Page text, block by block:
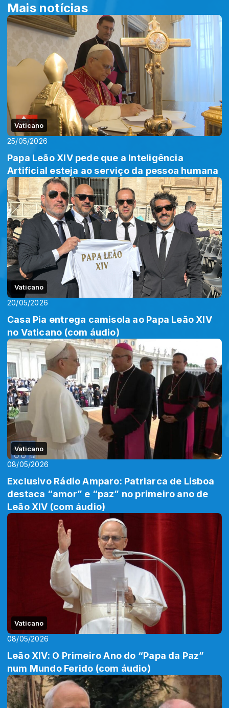
Mais notícias
Vaticano
25/05/2026
Papa Leão XIV pede que a Inteligência
Artificial esteja ao serviço da pessoa humana
Vaticano
20/05/2026
Casa Pia entrega camisola ao Papa Leão XIV
no Vaticano (com áudio)
Vaticano
08/05/2026
Exclusivo Rádio Amparo: Patriarca de Lisboa
destaca “amor” e “paz” no primeiro ano de
Leão XIV (com áudio)
Vaticano
08/05/2026
Leão XIV: O Primeiro Ano do “Papa da Paz”
num Mundo Ferido (com áudio)